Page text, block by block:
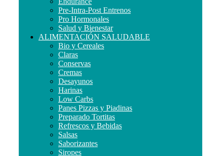
Pre-Intra-Post Entrenos
Pro Hormonales
Salud y Bienestar
ALIMENTACIÓN SALUDABLE
Bio y Cereales
Claras
Conservas
Cremas
Desayunos
Harinas
Low Carbs
Panes Pizzas y Piadinas
Preparado Tortitas
Refrescos y Bebidas
Salsas
Saborizantes
Siropes